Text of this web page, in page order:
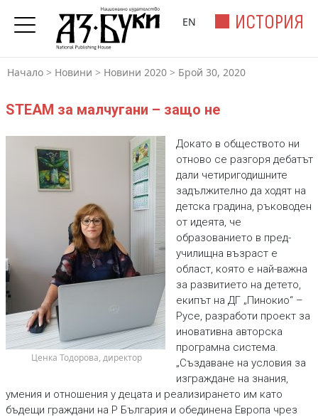
ИСТОРИЯ
EN
Начало > Новини > Новини 2020 > Брой 30, 2020
STEAM за малчугани – защо не
Ценка Тодорова, директор
Докато в обществото ни
отново се разгоря дебатът
дали четиригодишните
задължително да ходят на
детска градина, ръководен
от идеята, че
образованието в пред-
училищна възраст е
област, която е най-важна
за развитието на детето,
екипът на ДГ „Пинокио“ –
Русе, разработи проект за
иновативна авторска
програмна система.
„Създаване на условия за
изграждане на знания,
умения и отношения у децата и реализирането им като
бъдещи граждани на Р България и обединена Европа чрез